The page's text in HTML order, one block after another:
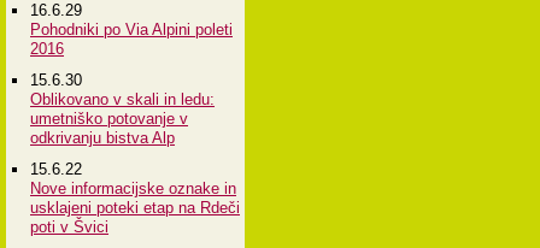
16.6.29
Pohodniki po Via Alpini poleti
2016
15.6.30
Oblikovano v skali in ledu:
umetniško potovanje v
odkrivanju bistva Alp
15.6.22
Nove informacijske oznake in
usklajeni poteki etap na Rdeči
poti v Švici